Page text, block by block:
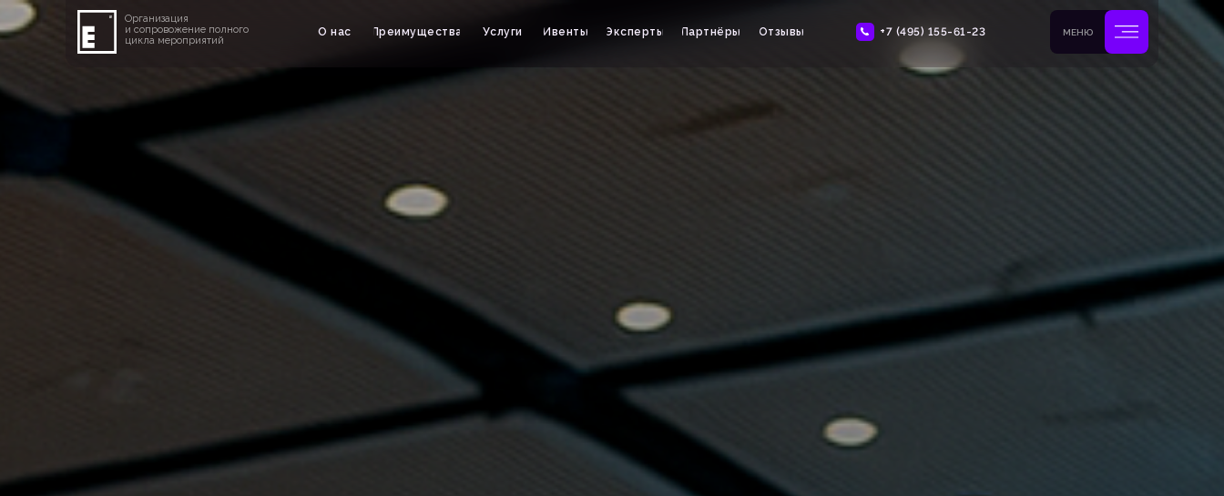
Эксперты
Ивенты Отзывы
Партнёры
Услуги
Преимущества
О нас +7 (495) 155-61-23 МЕНЮ
Организация
и сопровожение полного
цикла мероприятий